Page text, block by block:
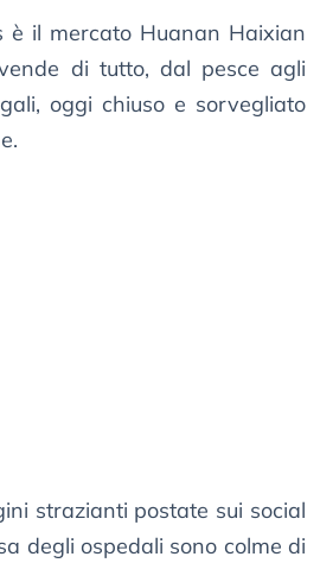
è il mercato Huanan Haixian
di tutto, dal pesce agli
oggi chiuso e sorvegliato
strazianti postate sui social
degli ospedali sono colme di